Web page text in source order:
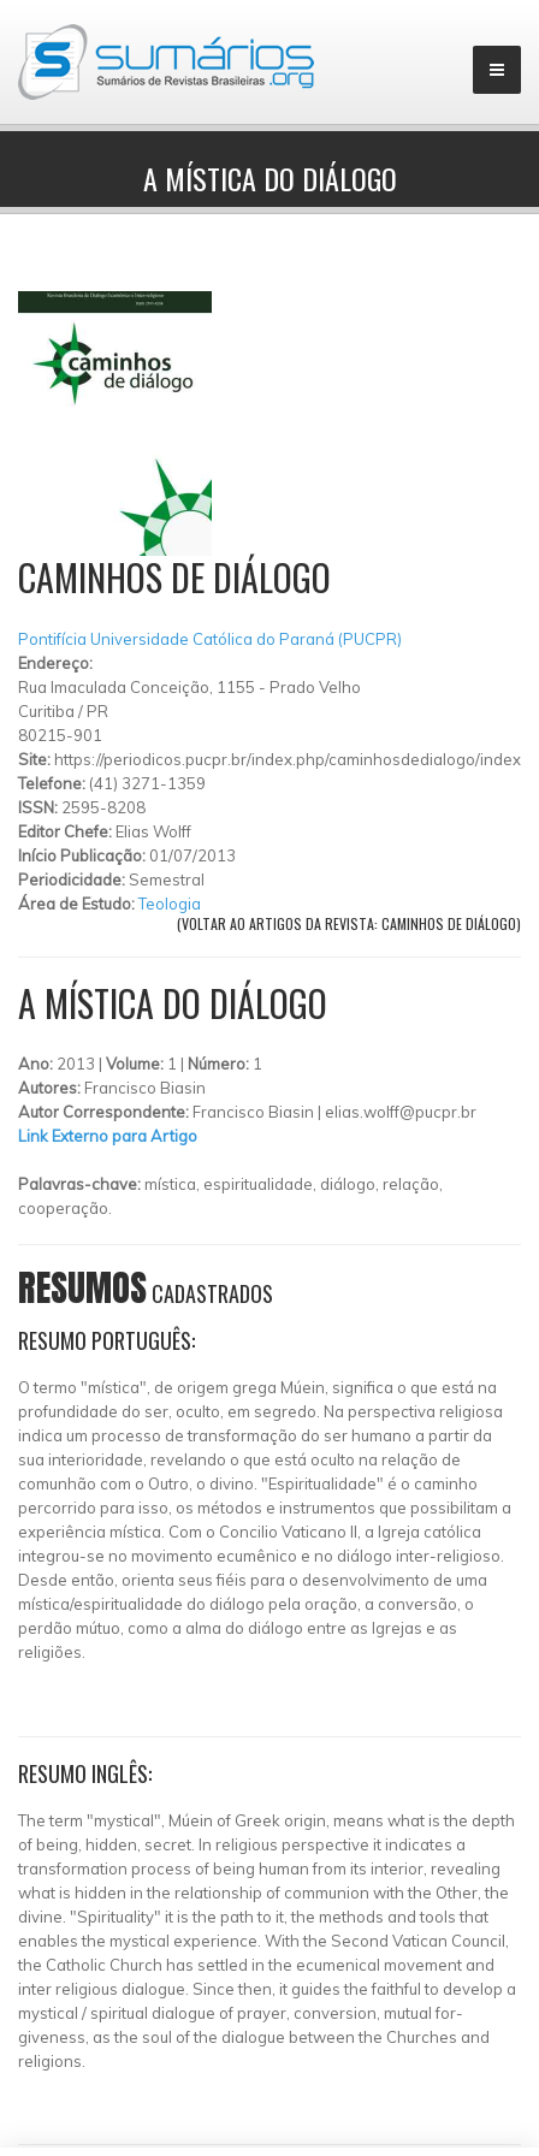
▼
A MÍSTICA DO DIÁLOGO
CAMINHOS DE DIÁLOGO
Pontifícia Universidade Católica do Paraná (PUCPR)
Endereço:
Rua Imaculada Conceição, 1155 - Prado Velho
Curitiba / PR
80215-901
Site: https://periodicos.pucpr.br/index.php/caminhosdedialogo/index
Telefone: (41) 3271-1359
ISSN: 2595-8208
Editor Chefe: Elias Wolff
Início Publicação: 01/07/2013
Periodicidade: Semestral
Área de Estudo:Teologia
(VOLTAR AO ARTIGOS DA REVISTA: CAMINHOS DE DIÁLOGO)
A MÍSTICA DO DIÁLOGO
Ano: 2013 | Volume: 1 | Número: 1
Autores: Francisco Biasin
Autor Correspondente: Francisco Biasin | elias.wolff@pucpr.br
Link Externo para Artigo
Palavras-chave:mística, espiritualidade, diálogo, relação,
cooperação.
RESUMOSCADASTRADOS
RESUMO PORTUGUÊS:
O termo "mística", de origem grega Múein, significa o que está na
profundidade do ser, oculto, em segredo. Na perspectiva religiosa
indica um processo de transformação do ser humano a partir da
sua interioridade, revelando o que está oculto na relação de
comunhão com o Outro, o divino. "Espiritualidade" é o caminho
percorrido para isso, os métodos e instrumentos que possibilitam a
experiência mística. Com o Concilio Vaticano II, a Igreja católica
integrou-se no movimento ecumênico e no diálogo inter-religioso.
Desde então, orienta seus fiéis para o desenvolvimento de uma
mística/espiritualidade do diálogo pela oração, a conversão, o
perdão mútuo, como a alma do diálogo entre as Igrejas e as
religiões.
RESUMO INGLÊS:
The term "mystical", Múein of Greek origin, means what is the depth
of being, hidden, secret. In religious perspective it indicates a
transformation process of being human from its interior, revealing
what is hidden in the relationship of communion with the Other, the
divine. "Spirituality" it is the path to it, the methods and tools that
enables the mystical experience. With the Second Vatican Council,
the Catholic Church has settled in the ecumenical movement and
inter religious dialogue. Since then, it guides the faithful to develop a
mystical / spiritual dialogue of prayer, conversion, mutual for-
giveness, as the soul of the dialogue between the Churches and
religions.